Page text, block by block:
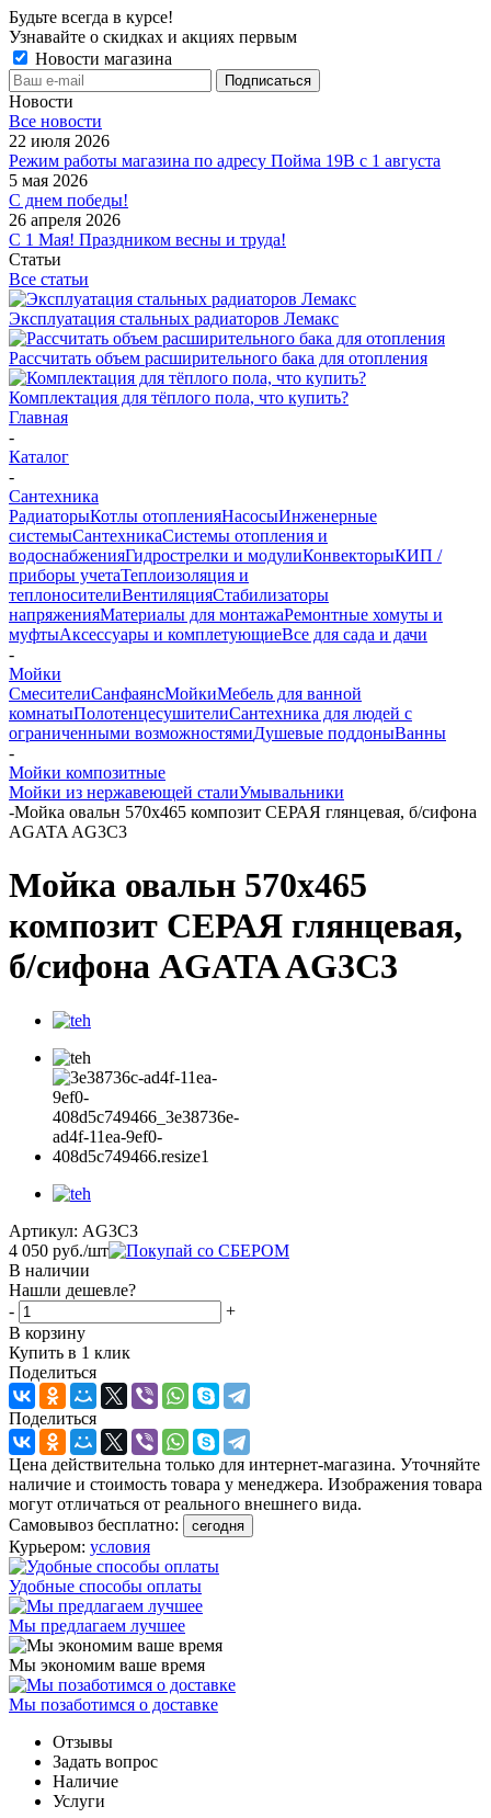
Будьте всегда в курсе!
Узнавайте о скидках и акциях первым
Новости магазина
Новости
Все новости
22 июля 2026
Режим работы магазина по адресу Пойма 19В с 1 августа
5 мая 2026
С днем победы!
26 апреля 2026
С 1 Мая! Праздником весны и труда!
Статьи
Все статьи
Эксплуатация стальных радиаторов Лемакс
Рассчитать объем расширительного бака для отопления
Комплектация для тёплого пола, что купить?
Главная
-
Каталог
-
Сантехника
РадиаторыКотлы отопленияНасосыИнженерные
системыСантехникаСистемы отопления и
водоснабженияГидрострелки и модулиКонвекторыКИП /
приборы учетаТеплоизоляция и
теплоносителиВентиляцияСтабилизаторы
напряженияМатериалы для монтажаРемонтные хомуты и
муфтыАксессуары и комплетующиеВсе для сада и дачи
-
Мойки
СмесителиСанфаянсМойкиМебель для ванной
комнатыПолотенцесушителиСантехника для людей с
ограниченными возможностямиДушевые поддоныВанны
-
Мойки композитные
Мойки из нержавеющей сталиУмывальники
-Мойка овальн 570х465 композит СЕРАЯ глянцевая, б/сифона
AGATA AG3C3
Мойка овальн 570х465
композит СЕРАЯ глянцевая,
б/сифона AGATA AG3C3
Артикул: AG3C3
4 050 руб./шт
В наличии
Нашли дешевле?
-
+
В корзину
Купить в 1 клик
Поделиться
Поделиться
Цена действительна только для интернет-магазина. Уточняйте
наличие и стоимость товара у менеджера. Изображения товара
могут отличаться от реального внешнего вида.
Самовывоз бесплатно:
сегодня
Курьером: условия
Удобные способы оплаты
Мы предлагаем лучшее
Мы экономим ваше время
Мы позаботимся о доставке
Отзывы
Задать вопрос
Наличие
Услуги